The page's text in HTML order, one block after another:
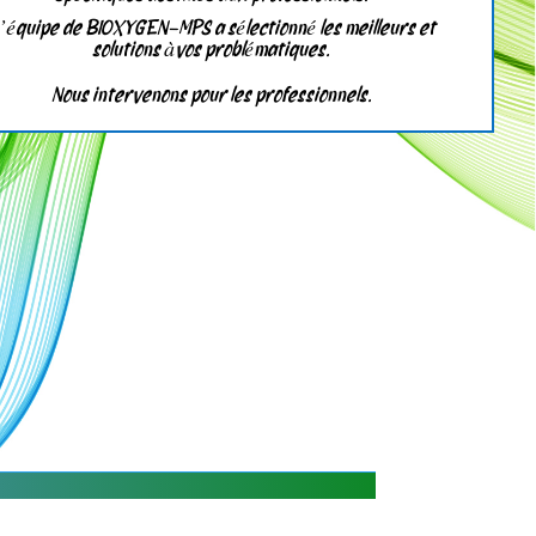
deBIOXYGEN-MPS a sélectionné les meilleurs et
solutions àvos problématiques.
Nous intervenons pour les professionnels.